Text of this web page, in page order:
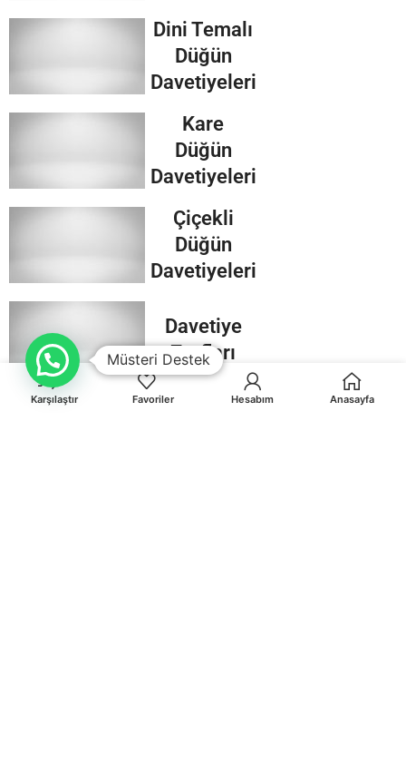
Dini Temalı
Düğün
Davetiyeleri
Kare
Düğün
Davetiyeleri
Çiçekli
Düğün
Davetiyeleri
Davetiye
Zarfları
Karşılaştır Favoriler Hesabım Anasayfa
Müsteri Destek